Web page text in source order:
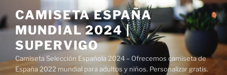
al
contenido
CAMISETA ESPAÑA
MUNDIAL 2024 |
SUPERVIGO
Camiseta Selección Española 2024 – Ofrecemos camiseta de
España 2022 mundial para adultos y niños. Personalizar gratis.